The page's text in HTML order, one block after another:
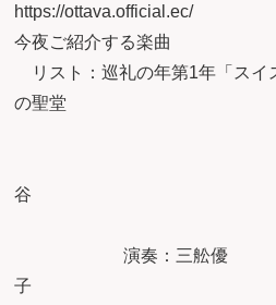
https://ottava.official.ec/
今夜ご紹介する楽曲
リスト：巡礼の年第1年「スイ
の聖堂
Ⅸ. ジュネ
Ⅵ. オーベ
谷
Ⅳ. 泉のほ
演奏：三舩優